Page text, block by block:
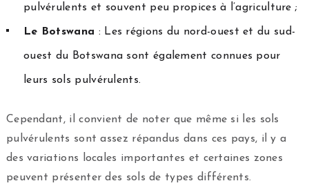
pulvérulents et souvent peu propices à l’agriculture ;
Le Botswana : Les régions du nord-ouest et du sud-
ouest du Botswana sont également connues pour
leurs sols pulvérulents.
Cependant, il convient de noter que même si les sols
pulvérulents sont assez répandus dans ces pays, il y a
des variations locales importantes et certaines zones
peuvent présenter des sols de types différents.